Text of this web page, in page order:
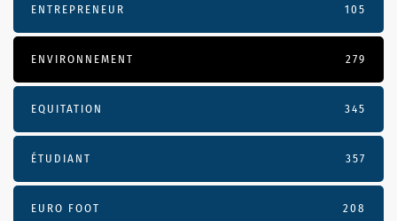
ENTREPRENEUR 105
ENVIRONNEMENT 279
EQUITATION 345
ÉTUDIANT 357
EURO FOOT 208